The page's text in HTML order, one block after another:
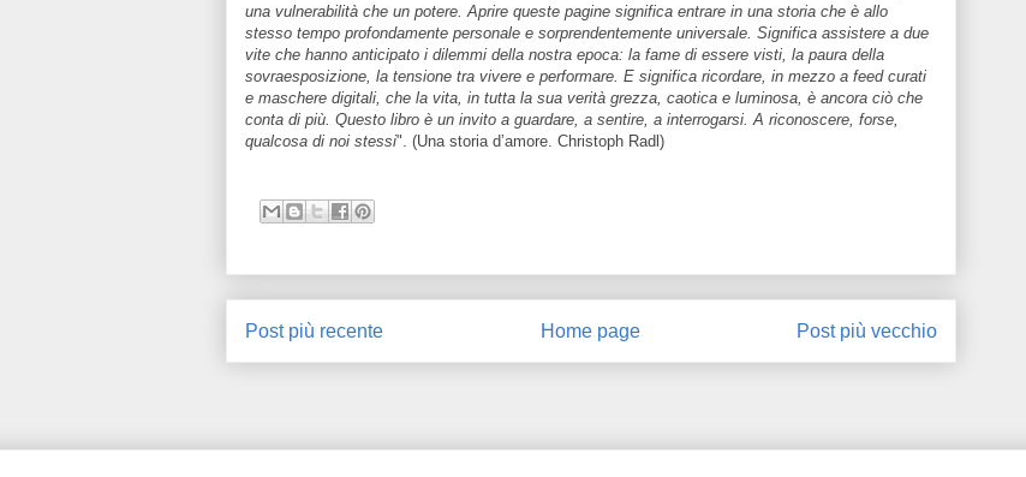
una vulnerabilità che un potere. Aprire queste pagine significa entrare in una storia che è allo
stesso tempo profondamente personale e sorprendentemente universale. Significa assistere a due
vite che hanno anticipato i dilemmi della nostra epoca: la fame di essere visti, la paura della
sovraesposizione, la tensione tra vivere e performare. E significa ricordare, in mezzo a feed curati
e maschere digitali, che la vita, in tutta la sua verità grezza, caotica e luminosa, è ancora ciò che
conta di più. Questo libro è un invito a guardare, a sentire, a interrogarsi. A riconoscere, forse,
qualcosa di noi stessi". (Una storia d’amore. Christoph Radl)
Post più recente Post più vecchio
Home page